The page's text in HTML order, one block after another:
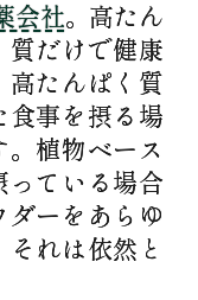
会社。高たん
質だけで健康
たんぱく質
事を摂る場
植物ベース
ている場合
ーをあらゆ
れは依然と